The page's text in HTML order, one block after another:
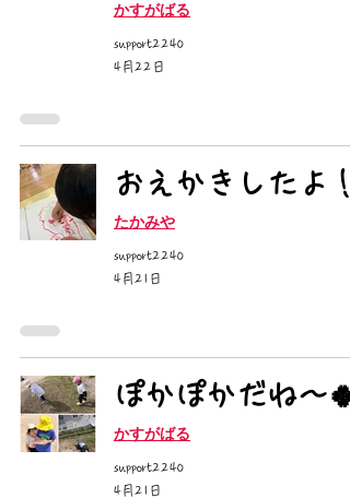
かすがばる
support2240
4月22日
おえかきしたよ！
たかみや
support2240
4月21日
ぽかぽかだね〜🍀
かすがばる
support2240
4月21日